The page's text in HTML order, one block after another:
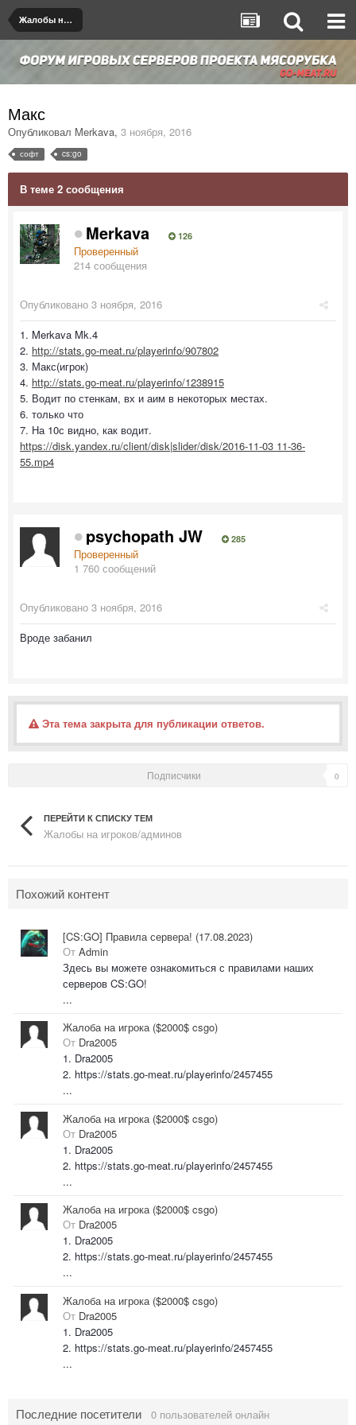
Жалобы на игроков/админов
Макс
Опубликовал Merkava, 3 ноября, 2016
софт cs:go
В теме 2 сообщения
Merkava 126
Проверенный
214 сообщения
Опубликовано 3 ноября, 2016
1. Merkava Mk.4
2. http://stats.go-meat.ru/playerinfo/907802
3. Макс(игрок)
4. http://stats.go-meat.ru/playerinfo/1238915
5. Водит по стенкам, вх и аим в некоторых местах.
6. только что
7. На 10с видно, как водит.
https://disk.yandex.ru/client/disk|slider/disk/2016-11-03 11-36-
55.mp4
psychopath JW 285
Проверенный
1 760 сообщений
Опубликовано 3 ноября, 2016
Вроде забанил
Эта тема закрыта для публикации ответов.
Подписчики 0
ПЕРЕЙТИ К СПИСКУ ТЕМ
Жалобы на игроков/админов
Похожий контент
[CS:GO] Правила сервера! (17.08.2023)
От Admin
Здесь вы можете ознакомиться с правилами наших
серверов CS:GO!
...
Жалоба на игрока ($2000$ csgo)
От Dra2005
1. Dra2005
2. https://stats.go-meat.ru/playerinfo/2457455
...
Жалоба на игрока ($2000$ csgo)
От Dra2005
1. Dra2005
2. https://stats.go-meat.ru/playerinfo/2457455
...
Жалоба на игрока ($2000$ csgo)
От Dra2005
1. Dra2005
2. https://stats.go-meat.ru/playerinfo/2457455
...
Жалоба на игрока ($2000$ csgo)
От Dra2005
1. Dra2005
2. https://stats.go-meat.ru/playerinfo/2457455
...
Последние посетители 0 пользователей онлайн